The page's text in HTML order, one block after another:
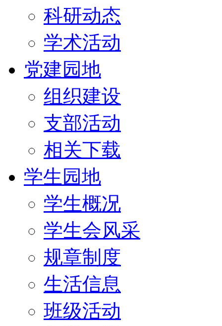
科研动态
学术活动
党建园地
组织建设
支部活动
相关下载
学生园地
学生概况
学生会风采
规章制度
生活信息
班级活动